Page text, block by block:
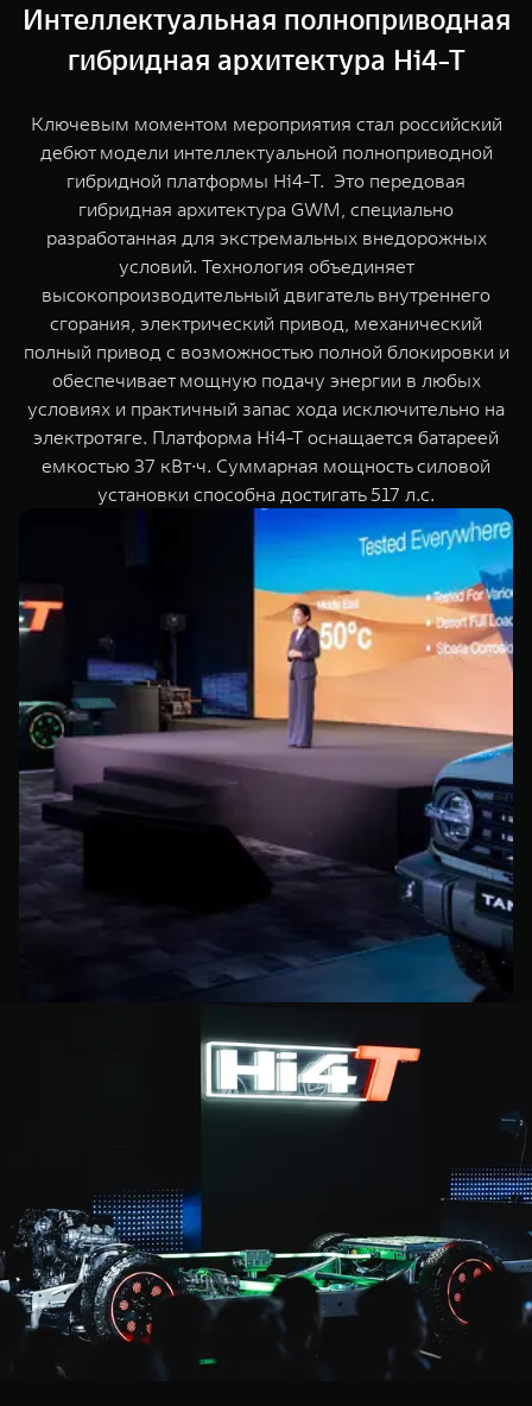
Интеллектуальная полноприводная
гибридная архитектура Hi4-T
Ключевым моментом мероприятия стал российский
дебют модели интеллектуальной полноприводной
гибридной платформы Hi4-Т. Это передовая
гибридная архитектура GWM, специально
разработанная для экстремальных внедорожных
условий. Технология объединяет
высокопроизводительный двигатель внутреннего
сгорания, электрический привод, механический
полный привод с возможностью полной блокировки и
обеспечивает мощную подачу энергии в любых
условиях и практичный запас хода исключительно на
электротяге. Платформа Hi4-T оснащается батареей
емкостью 37 кВт∙ч. Суммарная мощность силовой
установки способна достигать 517 л.с.